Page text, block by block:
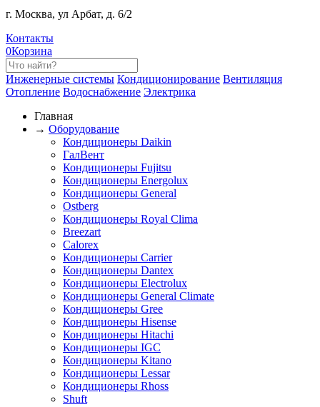
г. Москва, ул Арбат, д. 6/2
Контакты
0Корзина
Инженерные системы Кондиционирование Вентиляция
Отопление Водоснабжение Электрика
Главная
→ Оборудование
Кондиционеры Daikin
ГалВент
Кондиционеры Fujitsu
Кондиционеры Energolux
Кондиционеры General
Ostberg
Кондиционеры Royal Clima
Breezart
Calorex
Кондиционеры Carrier
Кондиционеры Dantex
Кондиционеры Electrolux
Кондиционеры General Climate
Кондиционеры Gree
Кондиционеры Hisense
Кондиционеры Hitachi
Кондиционеры IGC
Кондиционеры Kitano
Кондиционеры Lessar
Кондиционеры Rhoss
Shuft